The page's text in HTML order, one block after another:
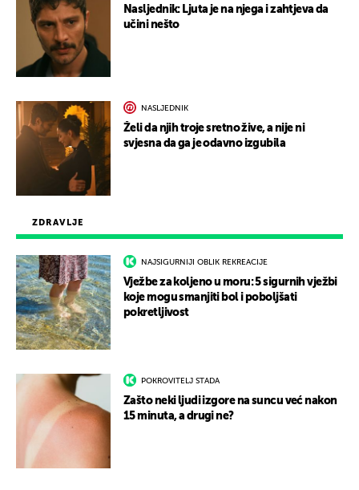
ZDRAVLJE
NAJSIGURNIJI OBLIK REKREACIJE
Vježbe za koljeno u moru: 5 sigurnih vježbi
koje mogu smanjiti bol i poboljšati
pokretljivost
POKROVITELJ STADA
Zašto neki ljudi izgore na suncu već nakon
15 minuta, a drugi ne?
Nasljednik: Ljuta je na njega i zahtjeva da
učini nešto
NASLJEDNIK
Želi da njih troje sretno žive, a nije ni
svjesna da ga je odavno izgubila